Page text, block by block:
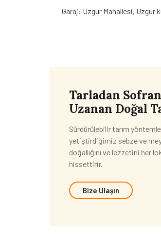
Garaj: Uzgur Mahallesi, Uzgur
Tarladan
Uzanan Doğal
Sürdürülebilir tarım
yetiştirdiğimiz sebze ve
doğallığını ve lezzetini her
hissettirir.
Bize Ulaşın